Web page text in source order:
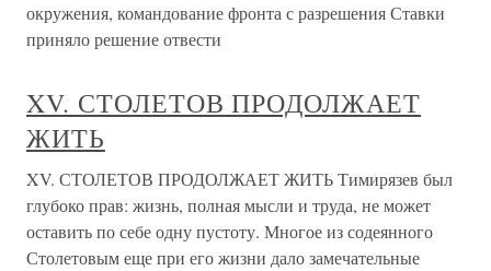
окружения, командование фронта с разрешения Ставки
приняло решение отвести
XV. СТОЛЕТОВ ПРОДОЛЖАЕТ
ЖИТЬ
XV. СТОЛЕТОВ ПРОДОЛЖАЕТ ЖИТЬ Тимирязев был
глубоко прав: жизнь, полная мысли и труда, не может
оставить по себе одну пустоту. Многое из содеянного
Столетовым еще при его жизни дало замечательные